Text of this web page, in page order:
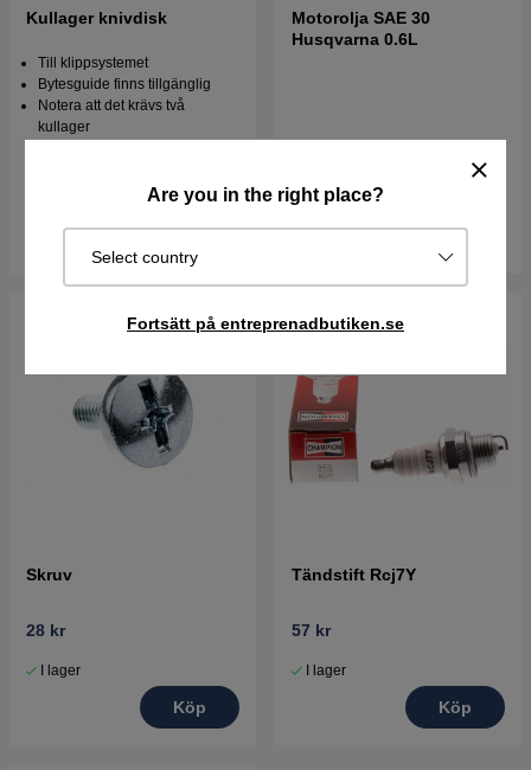
Are you in the right place?
Select country
Fortsätt på entreprenadbutiken.se
Kullager knivdisk
Till klippsystemet
Bytesguide finns tillgänglig
Notera att det krävs två
kullager
Köp
Motorolja SAE 30
Husqvarna 0.6L
I lager
Köp
Skruv
28 kr
I lager
Köp
Tändstift Rcj7Y
57 kr
I lager
Köp